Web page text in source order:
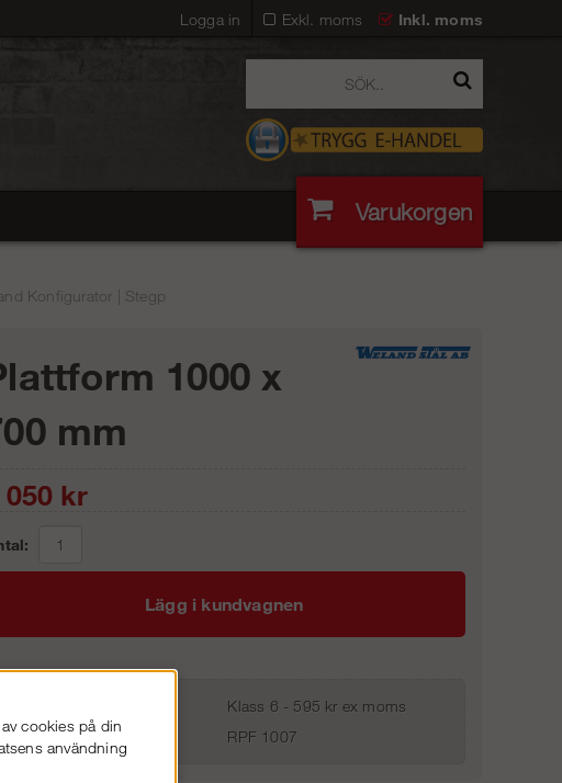
Exkl. moms Inkl. moms
Logga in
Varukorgen
Konfigurator | Stegp
1000 x
mm
kr
Lägg i kundvagnen
Klass 6 - 595 kr ex moms
RPF 1007
cookies på din
användning